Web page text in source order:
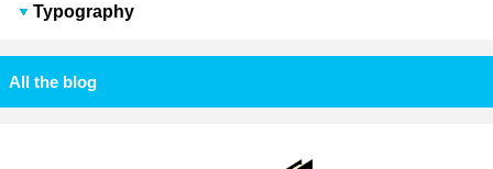
Typography
All the blog